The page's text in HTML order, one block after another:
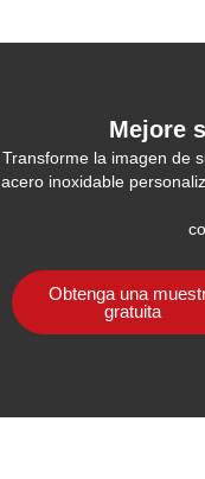
Mejore
Transforme la imagen de
acero inoxidable
Obtenga una
gratuita